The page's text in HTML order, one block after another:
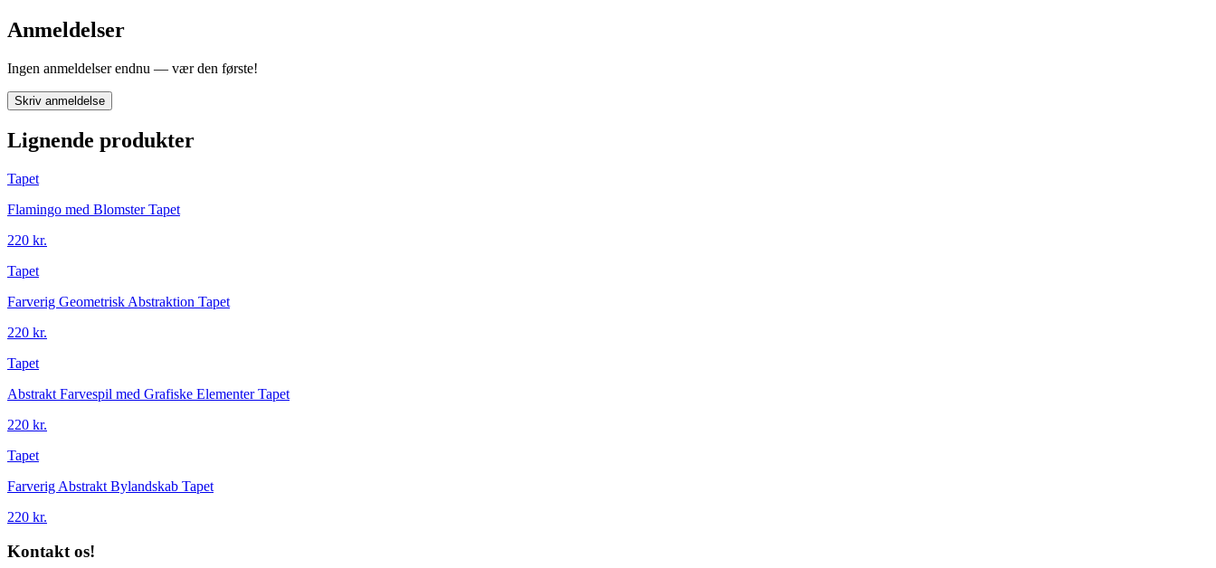
Anmeldelser
Ingen anmeldelser endnu — vær den første!
Skriv anmeldelse
Lignende produkter
Tapet
Flamingo med Blomster Tapet
220 kr.
Tapet
Farverig Geometrisk Abstraktion Tapet
220 kr.
Tapet
Abstrakt Farvespil med Grafiske Elementer Tapet
220 kr.
Tapet
Farverig Abstrakt Bylandskab Tapet
220 kr.
Kontakt os!